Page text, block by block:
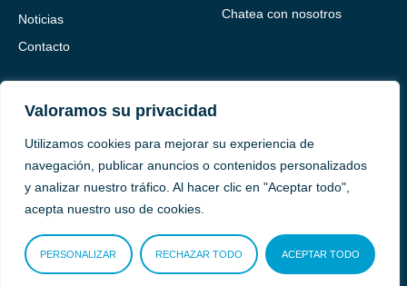
Valoramos su privacidad
Utilizamos cookies para mejorar su experiencia de
navegación, publicar anuncios o contenidos personalizados
y analizar nuestro tráfico. Al hacer clic en "Aceptar todo",
acepta nuestro uso de cookies.
PERSONALIZAR RECHAZAR TODO ACEPTAR TODO
Noticias
Contacto
Chatea con nosotros
Adity Seguros – Mapa del Sitio –